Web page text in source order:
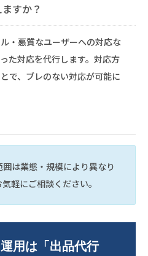
すか？
・悪質なユーザーへの対応な
た対応を代行します。対応方
で、ブレのない対応が可能に
は業態・規模により異なり
軽にご相談ください。
用は「出品代行